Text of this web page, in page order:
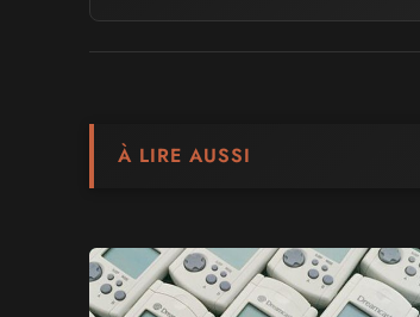
À LIRE AUSSI